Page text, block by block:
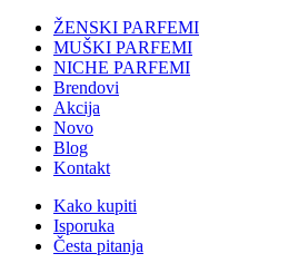
ŽENSKI PARFEMI
MUŠKI PARFEMI
NICHE PARFEMI
Brendovi
Akcija
Novo
Blog
Kontakt
Kako kupiti
Isporuka
Česta pitanja